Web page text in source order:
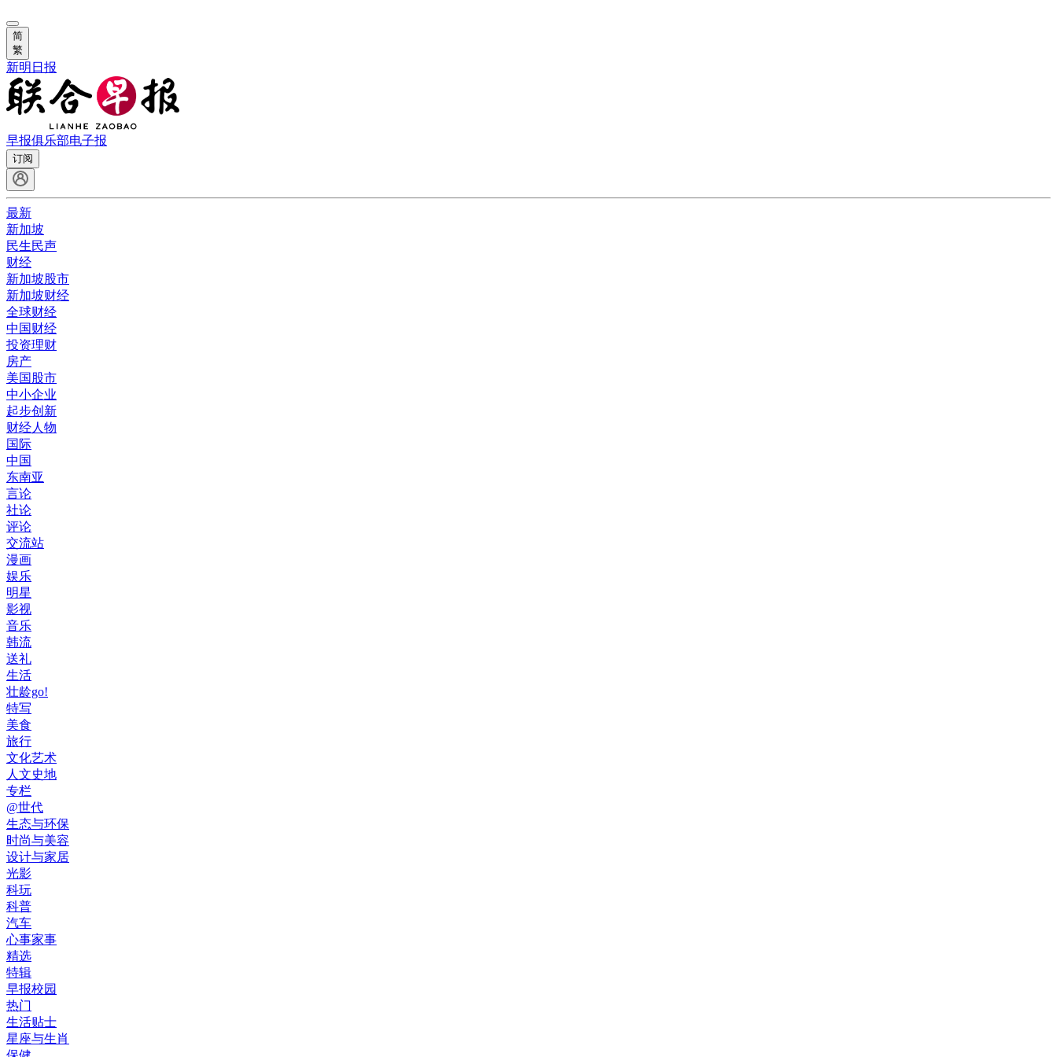
简
繁
新明日报
早报俱乐部电子报
订阅
最新
新加坡
民生民声
财经
新加坡股市
新加坡财经
全球财经
中国财经
投资理财
房产
美国股市
中小企业
起步创新
财经人物
国际
中国
东南亚
言论
社论
评论
交流站
漫画
娱乐
明星
影视
音乐
韩流
送礼
生活
壮龄go!
特写
美食
旅行
文化艺术
人文史地
专栏
@世代
生态与环保
时尚与美容
设计与家居
光影
科玩
科普
汽车
心事家事
精选
特辑
早报校园
热门
生活贴士
星座与生肖